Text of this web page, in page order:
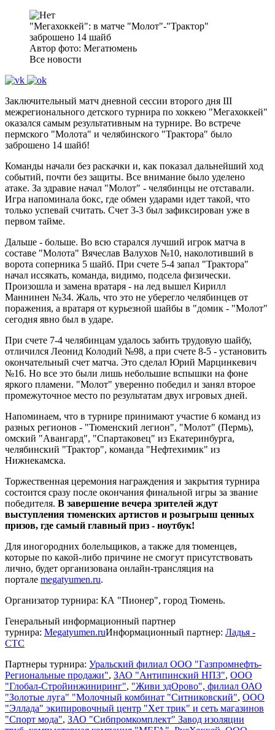
"Мегахоккей": в матче "Молот"-"Трактор"
заброшено 14 шайб
Автор фото: Мегатюмень
Все новости
Заключительный матч дневной сессии второго дня III
межрегионального детского турнира по хоккею "Мегахоккей"
оказался самым результативным на турнире. Во встрече
пермского "Молота" и челябинского "Трактора" было
заброшено 14 шайб!
Команды начали без раскачки и, как показал дальнейший ход
событий, почти без защиты. Все внимание было уделено
атаке. За здравие начал "Молот" - челябинцы не отставали.
Игра напоминала бокс, где обмен ударами идет такой, что
только успевай считать. Счет 3-3 был зафиксирован уже в
первом тайме.
Дальше - больше. Во всю старался лучший игрок матча в
составе "Молота" Вячеслав Валухов №10, наколотивший в
ворота соперника 5 шайб. При счете 5-4 запал "Трактора"
начал иссякать, команда, видимо, подсела физически.
Произошла и замена вратаря - на лед вышел Кирилл
Маннинен №34. Жаль, что это не уберегло челябинцев от
поражения, а вратаря от курьезной шайбы в "домик - "Молот"
сегодня явно был в ударе.
При счете 7-4 челябинцам удалось забить трудовую шайбу,
отличился Леонид Колодий №98, а при счете 8-5 - установить
окончательный счет матча. Это сделал Юрий Марцинкевич
№16. Но все это были лишь небольшие вспышки на фоне
яркого пламени. "Молот" уверенно победил и занял второе
промежуточное место по результатам двух игровых дней.
Напоминаем, что в турнире принимают участие 6 команд из
разных регионов - "Тюменский легион", "Молот" (Пермь),
омский "Авангард", "Спартаковец" из Екатеринбурга,
челябинский "Трактор", команда "Нефтехимик" из
Нижнекамска.
Торжественная церемония награждения и закрытия турнира
состоится сразу после окончания финальной игры за звание
победителя. В завершение вечера зрителей ждут
выступления тюменских артистов и розыгрыш ценных
призов, где самый главный приз - ноутбук!
Для иногородних болельщиков, а также для тюменцев,
которые по какой-либо причине не смогут присутствовать
лично, будет организована онлайн-трансляция на
портале megatyumen.ru.
Организатор турнира: КА "Пионер", город Тюмень.
Генеральный информационный партнер
турнира: Megatyumen.ruИнформационный партнер: Ладья -
СТС
Партнеры турнира: Уральский филиал ООО "Газпромнефть-
Региональные продажи", ЗАО "Антипинский НПЗ", ООО
"Глобал-Стройинжиниринг", "Живи здОрово", филиал ОАО
"Золотые луга" "Молочный комбинат "Ситниковский", ООО
"Эллада" экипировочный центр "Хет трик" и сеть магазинов
"Спорт мода", ЗАО "Сибпромкомплект" Завод изоляции